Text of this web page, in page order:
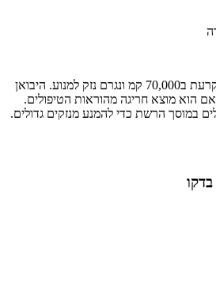
שרשרת הטיימינג נקרעת ב70,000 קמ ונגרם נזק למנוע. היבואן
הוא מוצא חריגה מהוראות הטיפולים.
במוסך הרשת כדי להמנע מנזקים גדולים.